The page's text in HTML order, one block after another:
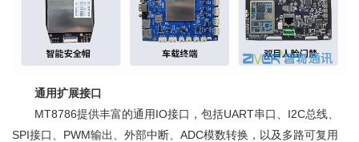
通用扩展接口
MT8786提供丰富的通用IO接口，包括UART串口、I2C总线、
SPI接口、PWM输出、外部中断、ADC模数转换，以及多路可复用